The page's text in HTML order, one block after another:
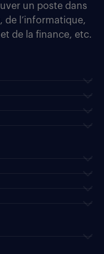
un poste dans
de l’informatique,
de la finance, etc.